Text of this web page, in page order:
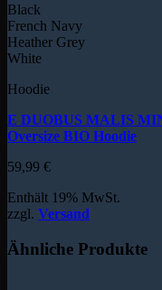
Black
French Navy
Heather Grey
White
Hoodie
E DUOBUS MALIS
Oversize BIO Hoodie
59,99 €
Enthält 19% MwSt.
zzgl. Versand
Ähnliche Produkte